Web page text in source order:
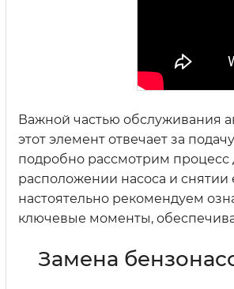
Важной частью обслуживания
этот элемент отвечает за
подробно рассмотрим
расположении насоса и
настоятельно рекомендуем
ключевые моменты,
Замена